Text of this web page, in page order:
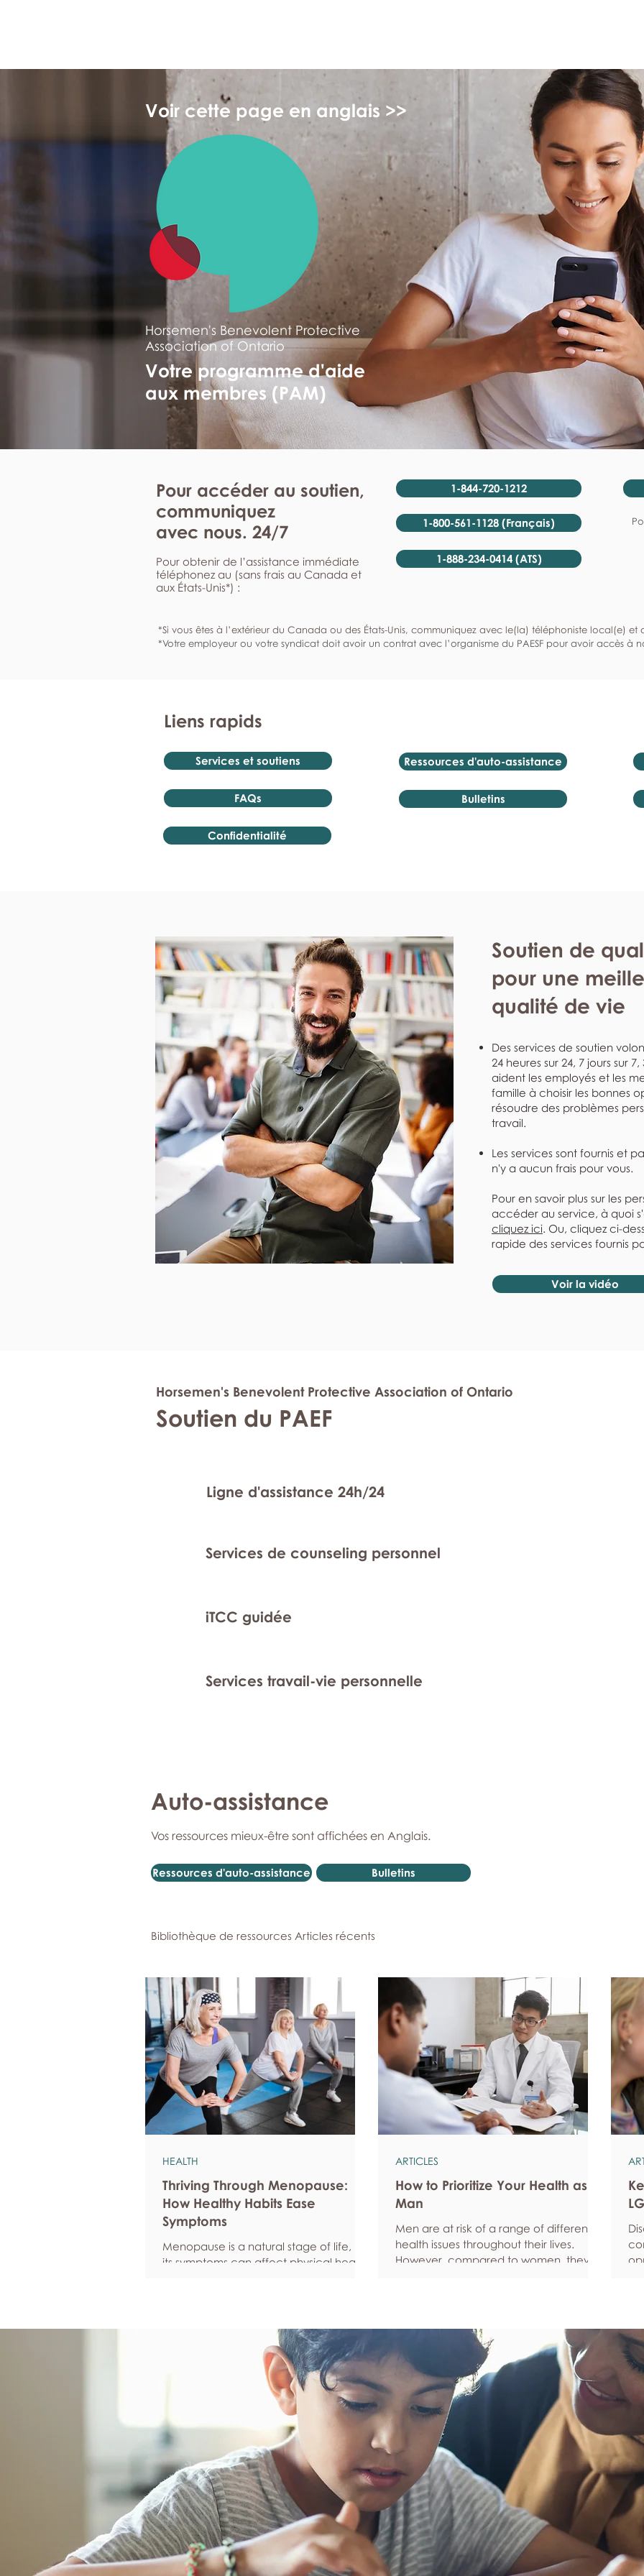
Voir cette page en anglais >>
Horsemen's Benevolent Protective
Association of Ontario
Votre programme d'aide
aux membres (PAM)
Pour accéder au soutien,
communiquez
avec nous. 24/7
Pour obtenir de l’assistance immédiate
téléphonez au (sans frais au Canada et
aux États-Unis*) :
1-844-720-1212
1-800-561-1128 (Français)
1-888-234-0414 (ATS)
*Si vous êtes à l’extérieur du Canada ou des États-Unis, communiquez avec le(la) téléphoniste local(e) et
*Votre employeur ou votre syndicat doit avoir un contrat avec l’organisme du PAESF pour avoir accès à
Liens rapids
Services et soutiens
FAQs
Confidentialité
Ressources d'auto-assistance
Bulletins
Soutien de
pour une
qualité de vie
Des services de soutien
24 heures sur 24, 7 jours sur
aident les employés et les
famille à choisir les bonnes
résoudre des problèmes
travail.
Les services sont fournis et
n'y a aucun frais pour vous.
Pour en savoir plus sur les
accéder au service, à quoi
cliquez ici. Ou, cliquez ci-
rapide des services fournis
Voir la vidéo
Horsemen's Benevolent Protective Association of Ontario
Soutien du PAEF
Ligne d'assistance 24h/24
Services de counseling personnel
iTCC guidée
Services travail-vie personnelle
Auto-assistance
Vos ressources mieux-être sont affichées en Anglais.
Ressources d'auto-assistance Bulletins
Bibliothèque de ressources Articles récents
Thriving Through Menopause:
How Healthy Habits Ease
Symptoms
Menopause is a natural stage of life, but
its symptoms can affect physical health,
stress management, women can
reduce common symptoms, improve
their quality of life, and feel more
empowered as they navigate this
HEALTH
How to Prioritize Your Health as a
Man
Men are at risk of a range of different
health issues throughout their lives.
However, compared to women, they’re
and wellbeing. Schedule regular health
screenings Health check-ups and
screenings are a way of identifying any
health issues or determining whether
someone has a higher chance of
developing a health issue so that ear
ARTICLES